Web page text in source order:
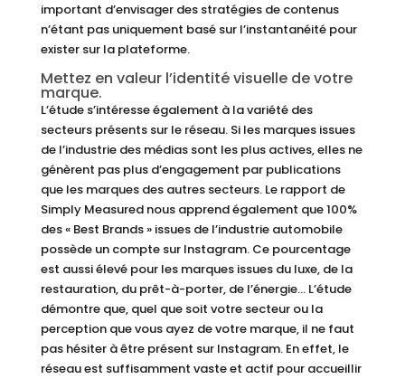
important d’envisager des stratégies de contenus
n’étant pas uniquement basé sur l’instantanéité pour
exister sur la plateforme.
Mettez en valeur l’identité visuelle de votre
marque.
L’étude s’intéresse également à la variété des
secteurs présents sur le réseau. Si les marques issues
de l’industrie des médias sont les plus actives, elles ne
génèrent pas plus d’engagement par publications
que les marques des autres secteurs. Le rapport de
Simply Measured nous apprend également que 100%
des « Best Brands » issues de l’industrie automobile
possède un compte sur Instagram. Ce pourcentage
est aussi élevé pour les marques issues du luxe, de la
restauration, du prêt-à-porter, de l’énergie… L’étude
démontre que, quel que soit votre secteur ou la
perception que vous ayez de votre marque, il ne faut
pas hésiter à être présent sur Instagram. En effet, le
réseau est suffisamment vaste et actif pour accueillir